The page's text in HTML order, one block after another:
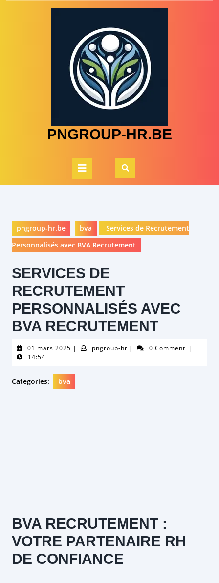
PNGROUP-HR.BE
Open
Button
pngroup-hr.be bva
Services de Recrutement
Personnalisés avec BVA Recrutement
SERVICES DE
RECRUTEMENT
PERSONNALISÉS AVEC
BVA RECRUTEMENT
01 mars 2025 01| pngroup-hrpngroup-
| 0 Comment
|
14:54
Categories: bva
BVA RECRUTEMENT :
VOTRE PARTENAIRE RH
DE CONFIANCE